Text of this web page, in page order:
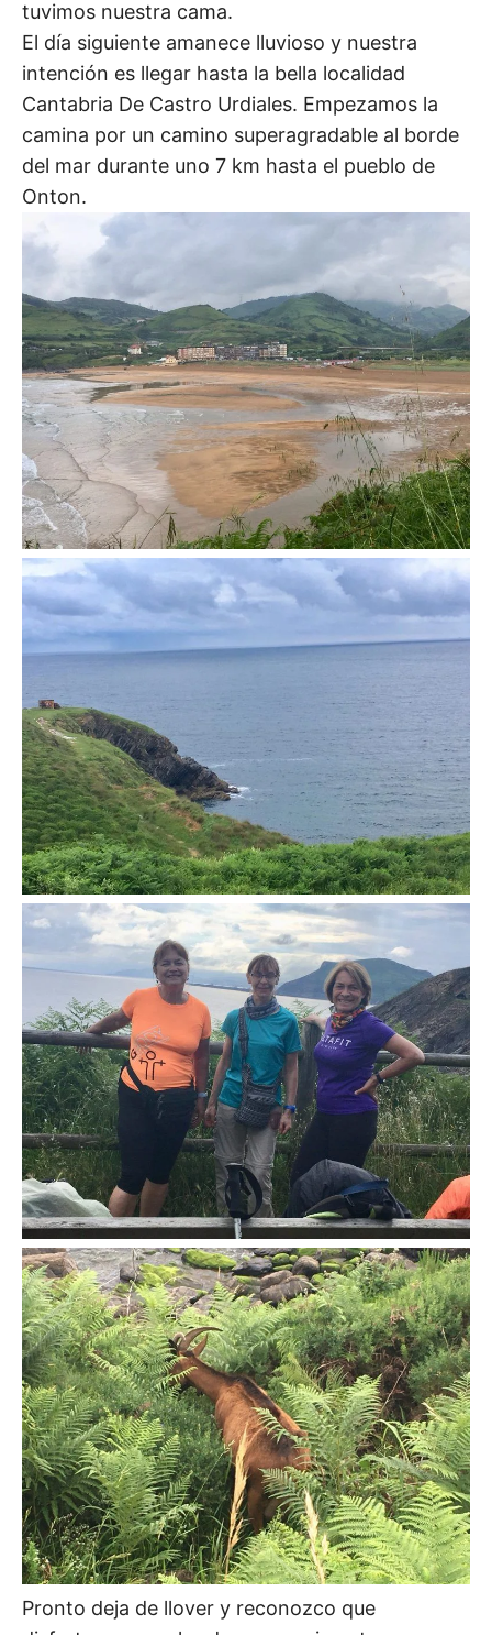
tuvimos nuestra cama.
El día siguiente amanece lluvioso y nuestra
intención es llegar hasta la bella localidad
Cantabria De Castro Urdiales. Empezamos la
camina por un camino superagradable al borde
del mar durante uno 7 km hasta el pueblo de
Onton.
Pronto deja de llover y reconozco que